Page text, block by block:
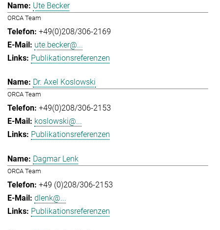
Ute Becker
ORCA Team
+49(0)208/306-2169
ute.becker@...
Publikationsreferenzen
Dr. Axel Koslowski
ORCA Team
+49(0)208/306-2153
koslowski@...
Publikationsreferenzen
Dagmar Lenk
ORCA Team
+49 (0)208/306-2153
dlenk@...
Publikationsreferenzen